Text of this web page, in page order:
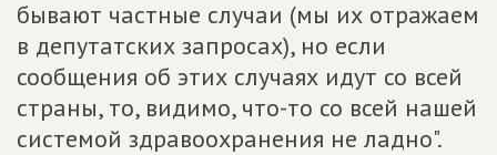
бывают частные случаи (мы их отражаем
в депутатских запросах), но если
сообщения об этих случаях идут со всей
страны, то, видимо, что-то со всей нашей
системой здравоохранения не ладно".